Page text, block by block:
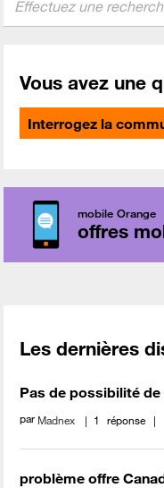
Vous avez une
Interrogez la
mobile Orange
offres
Les dernières
Pas de possibilité de
par Madnex 1 réponse
problème offre